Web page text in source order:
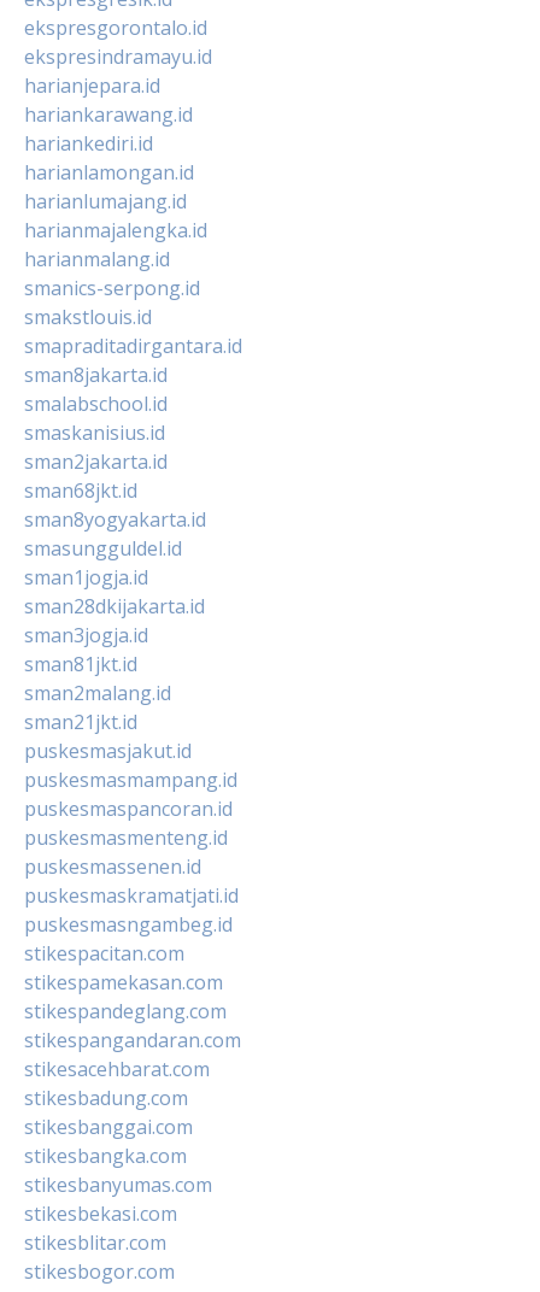
ekspresgorontalo.id
ekspresindramayu.id
harianjepara.id
hariankarawang.id
hariankediri.id
harianlamongan.id
harianlumajang.id
harianmajalengka.id
harianmalang.id
smanics-serpong.id
smakstlouis.id
smapraditadirgantara.id
sman8jakarta.id
smalabschool.id
smaskanisius.id
sman2jakarta.id
sman68jkt.id
sman8yogyakarta.id
smasungguldel.id
sman1jogja.id
sman28dkijakarta.id
sman3jogja.id
sman81jkt.id
sman2malang.id
sman21jkt.id
puskesmasjakut.id
puskesmasmampang.id
puskesmaspancoran.id
puskesmasmenteng.id
puskesmassenen.id
puskesmaskramatjati.id
puskesmasngambeg.id
stikespacitan.com
stikespamekasan.com
stikespandeglang.com
stikespangandaran.com
stikesacehbarat.com
stikesbadung.com
stikesbanggai.com
stikesbangka.com
stikesbanyumas.com
stikesbekasi.com
stikesblitar.com
stikesbogor.com